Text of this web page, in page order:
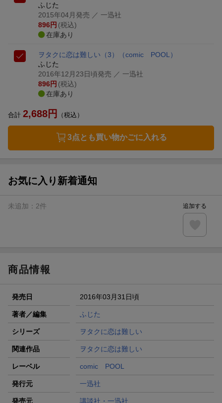
ふじた
2015年04月発売 ／ 一迅社
896円 (税込)
在庫あり
ヲタクに恋は難しい（3）
（comic POOL）
ふじた
2016年12月23日頃発売 ／ 一迅社
896円 (税込)
在庫あり
合計 2,688円 （税込）
3点とも買い物かごに入れる
お気に入り新着通知
未追加： 2件 追加する
商品情報
発売日 2016年03月31日頃
著者／編集 ふじた
シリーズ ヲタクに恋は難しい
関連作品 ヲタクに恋は難しい
レーベル comic POOL
発行元 一迅社
発売元 講談社・一迅社